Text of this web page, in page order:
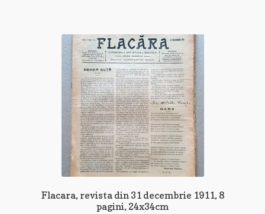
Flacara, revista din 31 decembrie 1911, 8
pagini, 24x34cm